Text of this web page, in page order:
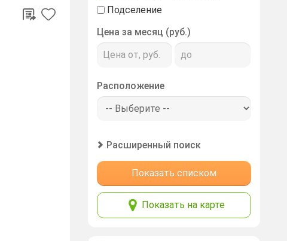
Подселение
Цена за месяц (руб.)
Расположение
Расширенный поиск
Показать списком
Показать на карте